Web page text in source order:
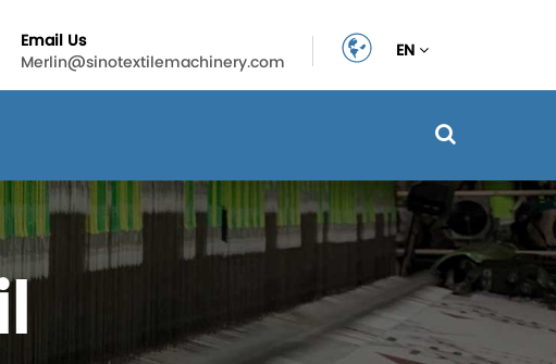
Email Us
Merlin@sinotextilemachinery.com
EN